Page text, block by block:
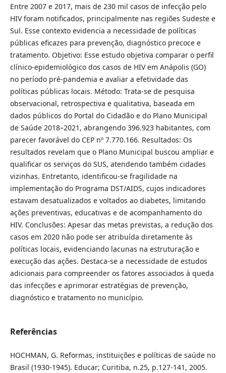
Entre 2007 e 2017, mais de 230 mil casos de infecção pelo
HIV foram notificados, principalmente nas regiões Sudeste e
Sul. Esse contexto evidencia a necessidade de políticas
públicas eficazes para prevenção, diagnóstico precoce e
tratamento. Objetivo: Esse estudo objetiva comparar o perfil
clínico-epidemiológico dos casos de HIV em Anápolis (GO)
no período pré-pandemia e avaliar a efetividade das
políticas públicas locais. Método: Trata-se de pesquisa
observacional, retrospectiva e qualitativa, baseada em
dados públicos do Portal do Cidadão e do Plano Municipal
de Saúde 2018–2021, abrangendo 396.923 habitantes, com
parecer favorável do CEP nº 7.770.166. Resultados: Os
resultados revelam que o Plano Municipal buscou ampliar e
qualificar os serviços do SUS, atendendo também cidades
vizinhas. Entretanto, identificou-se fragilidade na
implementação do Programa DST/AIDS, cujos indicadores
estavam desatualizados e voltados ao diabetes, limitando
ações preventivas, educativas e de acompanhamento do
HIV. Conclusões: Apesar das metas previstas, a redução dos
casos em 2020 não pode ser atribuída diretamente às
políticas locais, evidenciando lacunas na estruturação e
execução das ações. Destaca-se a necessidade de estudos
adicionais para compreender os fatores associados à queda
das infecções e aprimorar estratégias de prevenção,
diagnóstico e tratamento no município.
Referências
HOCHMAN, G. Reformas, instituições e políticas de saúde no
Brasil (1930-1945). Educar; Curitiba, n.25, p.127-141, 2005.